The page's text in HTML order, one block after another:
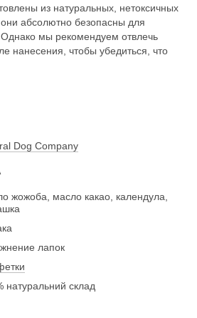
из натуральных, нетоксичных
абсолютно безопасны для
мы рекомендуем отвлечь
нанесения, чтобы убедиться, что
Dog Company
жожоба, масло какао, календула,
лапок
натуральний склад